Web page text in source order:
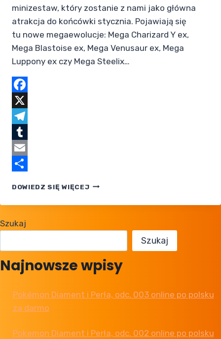
minizestaw, który zostanie z nami jako główna
atrakcja do końcówki stycznia. Pojawiają się
tu nowe megaewolucje: Mega Charizard Y ex,
Mega Blastoise ex, Mega Venusaur ex, Mega
Luppony ex czy Mega Steelix…
Facebook
X
Telegram
Tumblr
Email
DOWIEDZ SIĘ WIĘCEJPOKEMON
POCKET:
Szukaj
Szukaj
Najnowsze wpisy
Pokémon Diament i Perła, odc. 003 online po polsku
za darmo
Pokemon Diament i Perła, odc. 002 online po polsku